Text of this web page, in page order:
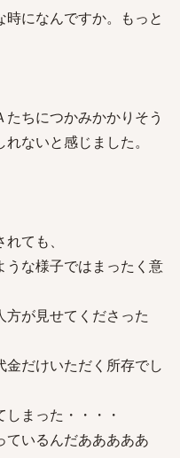
時になんですか。もっと
ちにつかみかかりそう
ないと感じました。
ても、
な様子ではまったく意
が見せてくださった
だけいただく所存でし
まった・・・・
いるんだあああああ